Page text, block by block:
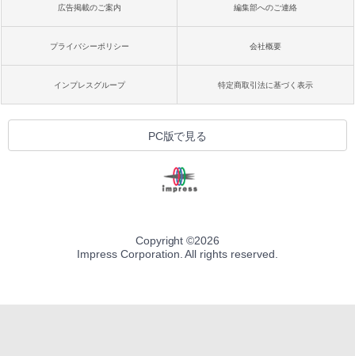
広告掲載のご案内 編集部へのご連絡
プライバシーポリシー 会社概要
インプレスグループ 特定商取引法に基づく表示
PC版で見る
Copyright ©2026
Impress Corporation. All rights reserved.